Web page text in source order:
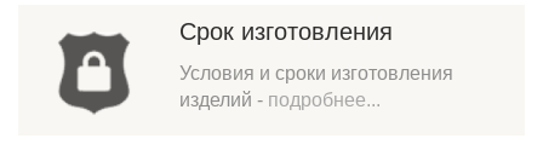
Срок изготовления
Условия и сроки изготовления
изделий - подробнее...